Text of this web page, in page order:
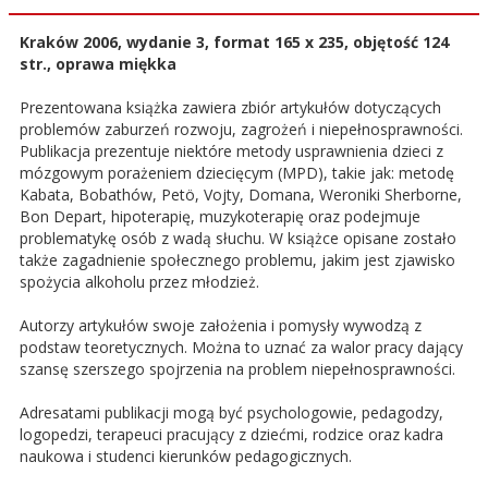
Kraków 2006, wydanie 3, format 165 x 235, objętość 124
str., oprawa miękka
Prezentowana książka zawiera zbiór artykułów dotyczących
problemów zaburzeń rozwoju, zagrożeń i niepełnosprawności.
Publikacja prezentuje niektóre metody usprawnienia dzieci z
mózgowym porażeniem dziecięcym (MPD), takie jak: metodę
Kabata, Bobathów, Petö, Vojty, Domana, Weroniki Sherborne,
Bon Depart, hipoterapię, muzykoterapię oraz podejmuje
problematykę osób z wadą słuchu. W książce opisane zostało
także zagadnienie społecznego problemu, jakim jest zjawisko
spożycia alkoholu przez młodzież.
Autorzy artykułów swoje założenia i pomysły wywodzą z
podstaw teoretycznych. Można to uznać za walor pracy dający
szansę szerszego spojrzenia na problem niepełnosprawności.
Adresatami publikacji mogą być psychologowie, pedagodzy,
logopedzi, terapeuci pracujący z dziećmi, rodzice oraz kadra
naukowa i studenci kierunków pedagogicznych.